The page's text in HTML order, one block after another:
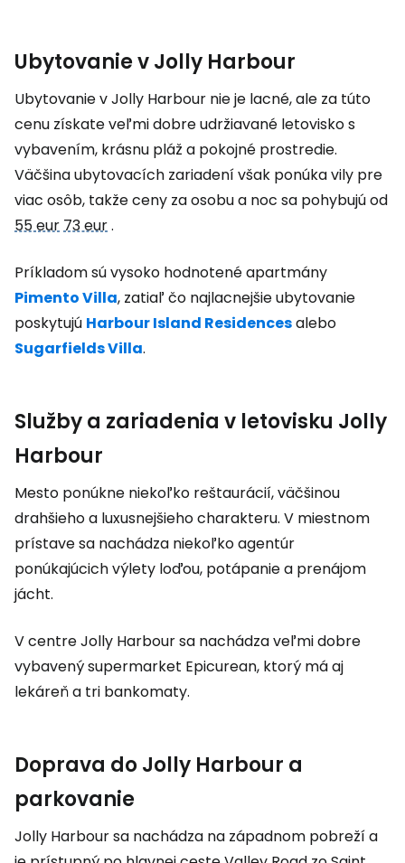
Ubytovanie v Jolly Harbour
Ubytovanie v Jolly Harbour nie je lacné, ale za túto
cenu získate veľmi dobre udržiavané letovisko s
vybavením, krásnu pláž a pokojné prostredie.
Väčšina ubytovacích zariadení však ponúka vily pre
viac osôb, takže ceny za osobu a noc sa pohybujú od
55 eur73 eur.
Príkladom sú vysoko hodnotené apartmány
Pimento Villa, zatiaľ čo najlacnejšie ubytovanie
poskytujú Harbour Island Residencesalebo
Sugarfields Villa.
Služby a zariadenia v letovisku Jolly
Harbour
Mesto ponúkne niekoľko reštaurácií, väčšinou
drahšieho a luxusnejšieho charakteru. V miestnom
prístave sa nachádza niekoľko agentúr
ponúkajúcich výlety loďou, potápanie a prenájom
jácht.
V centre Jolly Harbour sa nachádza veľmi dobre
vybavený supermarket Epicurean, ktorý má aj
lekáreň a tri bankomaty.
Doprava do Jolly Harbour a
parkovanie
Jolly Harbour sa nachádza na západnom pobreží a